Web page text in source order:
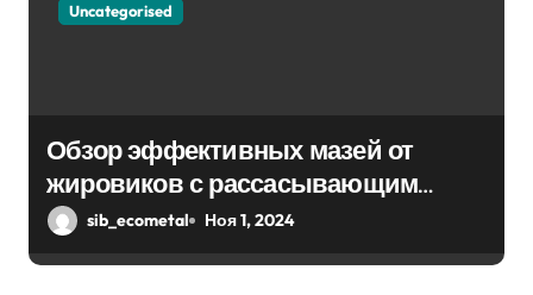
Uncategorised
Обзор эффективных мазей от
жировиков с рассасывающим
эффектом
sib_ecometal Ноя 1, 2024